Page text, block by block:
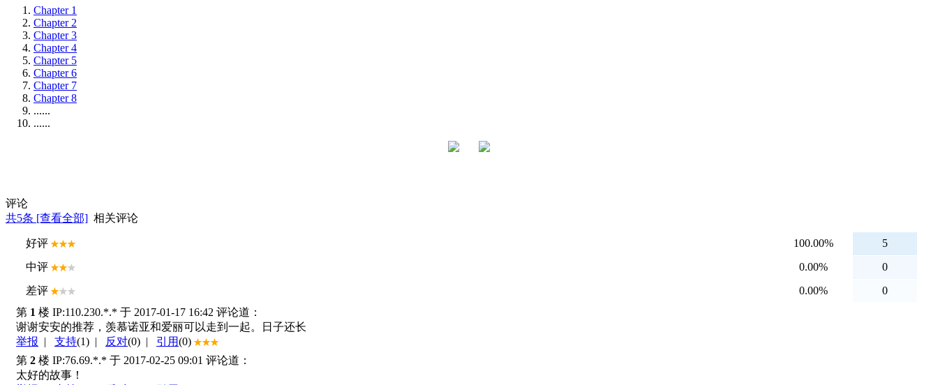
Chapter 1
Chapter 2
Chapter 3
Chapter 4
Chapter 5
Chapter 6
Chapter 7
Chapter 8
......
......
评论
共5条 [查看全部] 相关评论